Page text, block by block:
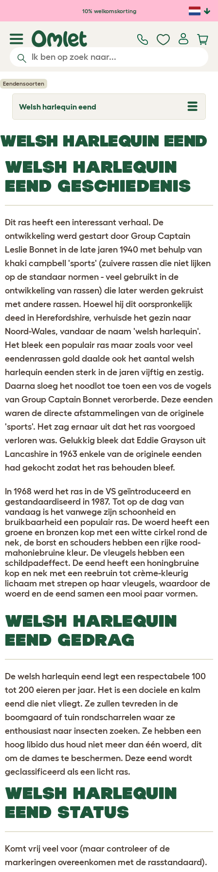
Ga naar de hoofdinhoud
10% welkomskorting
Eendensoorten
Welsh harlequin eend
T
o
e
r
o
p
d
w
WELSH HARLEQUIN EEND
WELSH HARLEQUIN
EEND GESCHIEDENIS
Dit ras heeft een interessant verhaal. De
ontwikkeling werd gestart door Group Captain
Leslie Bonnet in de late jaren 1940 met behulp van
khaki campbell 'sports' (zuivere rassen die niet lijken
op de standaar normen - veel gebruikt in de
ontwikkeling van rassen) die later werden gekruist
met andere rassen. Hoewel hij dit oorspronkelijk
deed in Herefordshire, verhuisde het gezin naar
Noord-Wales, vandaar de naam 'welsh harlequin'.
Het bleek een populair ras maar zoals voor veel
eendenrassen gold daalde ook het aantal welsh
harlequin eenden sterk in de jaren vijftig en zestig.
Daarna sloeg het noodlot toe toen een vos de vogels
van Group Captain Bonnet verorberde. Deze eenden
waren de directe afstammelingen van de originele
'sports'. Het zag ernaar uit dat het ras voorgoed
verloren was. Gelukkig bleek dat Eddie Grayson uit
Lancashire in 1963 enkele van de originele eenden
had gekocht zodat het ras behouden bleef.
In 1968 werd het ras in de VS geïntroduceerd en
gestandaardiseerd in 1987. Tot op de dag van
vandaag is het vanwege zijn schoonheid en
bruikbaarheid een populair ras. De woerd heeft een
groene en bronzen kop met een witte cirkel rond de
nek, de borst en schouders hebben een rijke rood-
mahoniebruine kleur. De vleugels hebben een
schildpadeffect. De eend heeft een honingbruine
kop en nek met een reebruin tot crème-kleurig
lichaam met strepen op haar vleugels, waardoor de
woerd en de eend samen een mooi paar vormen.
WELSH HARLEQUIN
EEND GEDRAG
De welsh harlequin eend legt een respectabele 100
tot 200 eieren per jaar. Het is een dociele en kalm
eend die niet vliegt. Ze zullen tevreden in de
boomgaard of tuin rondscharrelen waar ze
enthousiast naar insecten zoeken. Ze hebben een
hoog libido dus houd niet meer dan één woerd, dit
om de dames te beschermen. Deze eend wordt
geclassificeerd als een licht ras.
WELSH HARLEQUIN
EEND STATUS
Komt vrij veel voor (maar controleer of de
markeringen overeenkomen met de rasstandaard).